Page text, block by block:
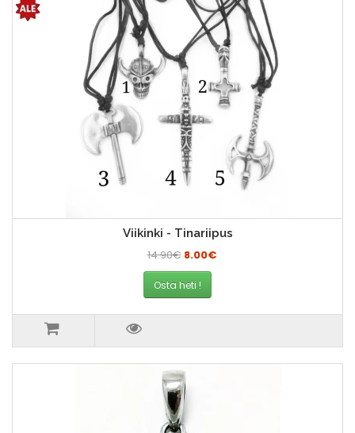
Viikinki - Tinariipus
14.90€ 8.00€
Osta heti !